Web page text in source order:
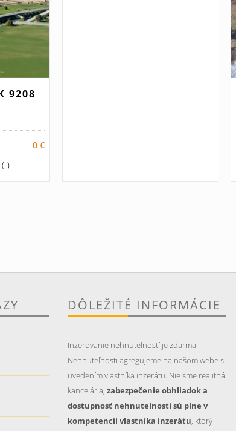
9208
0 €
(-)
DÔLEŽITÉ INFORMÁCIE
Inzerovanie nehnutelností je zdarma.
Nehnuteľnosti agregujeme na našom webe s
uvedením vlastníka inzerátu. Nie sme realitná
kancelária, zabezpečenie obhliadok a
dostupnosť nehnutelnosti sú plne v
kompetencií vlastníka inzerátu, ktorý